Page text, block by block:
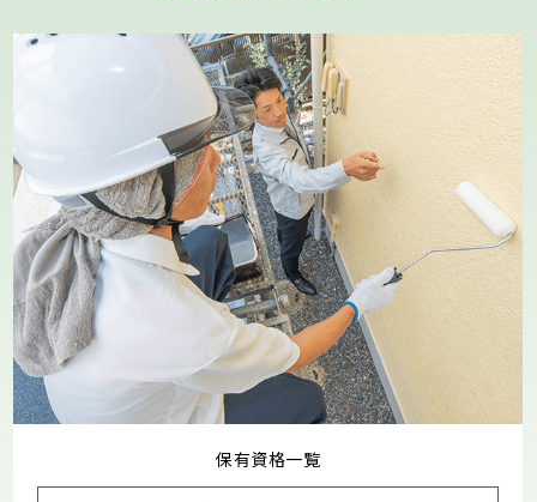
保有資格一覧